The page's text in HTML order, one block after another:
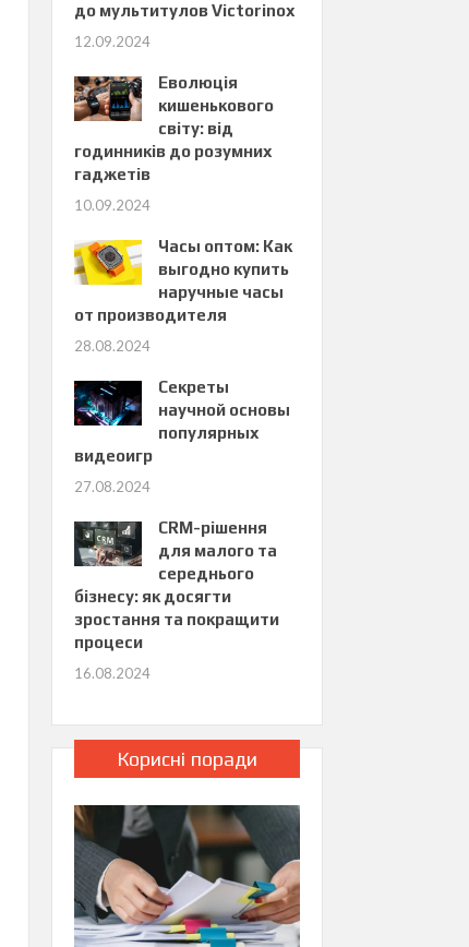
до мультитулов Victorinox
12.09.2024
Еволюція
кишенькового
світу: від
годинників до розумних
гаджетів
10.09.2024
Часы оптом: Как
выгодно купить
наручные часы
от производителя
28.08.2024
Секреты
научной основы
популярных
видеоигр
27.08.2024
CRM-рішення
для малого та
середнього
бізнесу: як досягти
зростання та покращити
процеси
16.08.2024
Корисні поради